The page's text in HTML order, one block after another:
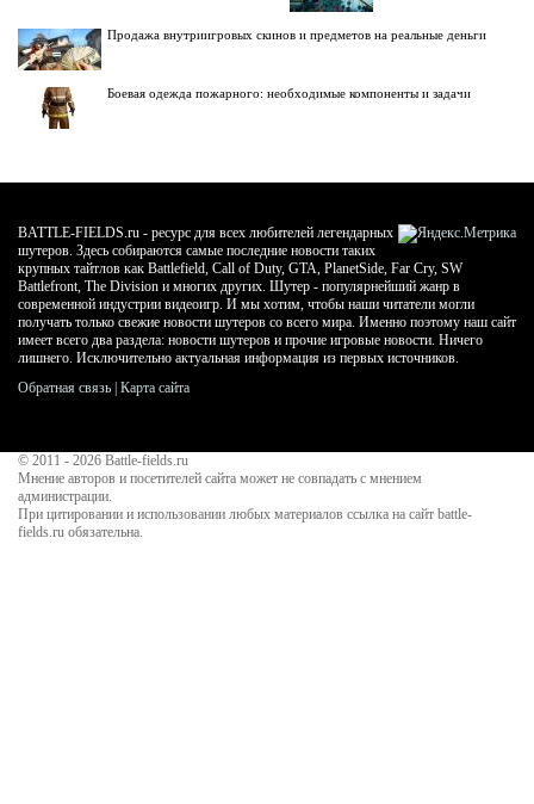
Продажа внутриигровых скинов и предметов на реальные деньги
Боевая одежда пожарного: необходимые компоненты и задачи
BATTLE-FIELDS.ru - ресурс для всех любителей легендарных
шутеров. Здесь собираются самые последние новости таких
крупных тайтлов как Battlefield, Call of Duty, GTA, PlanetSide, Far Cry, SW
Battlefront, The Division и многих других. Шутер - популярнейший жанр в
современной индустрии видеоигр. И мы хотим, чтобы наши читатели могли
получать только свежие новости шутеров со всего мира. Именно поэтому наш сайт
имеет всего два раздела: новости шутеров и прочие игровые новости. Ничего
лишнего. Исключительно актуальная информация из первых источников.
Обратная связь Карта сайта
© 2011 - 2026 Battle-fields.ru
Мнение авторов и посетителей сайта может не совпадать с мнением
администрации.
При цитировании и использовании любых материалов ссылка на сайт battle-
fields.ru обязательна.